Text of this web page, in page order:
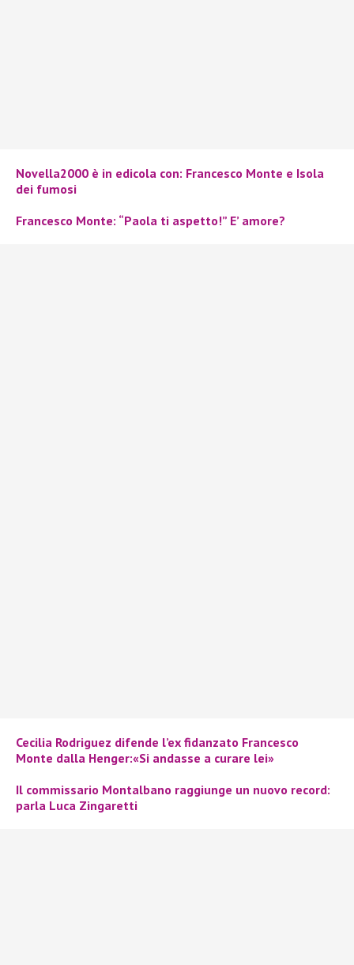
Novella2000 è in edicola con: Francesco Monte e Isola
dei fumosi
Francesco Monte: “Paola ti aspetto!” E’ amore?
Cecilia Rodriguez difende l’ex fidanzato Francesco
Monte dalla Henger:«Si andasse a curare lei»
Il commissario Montalbano raggiunge un nuovo record:
parla Luca Zingaretti